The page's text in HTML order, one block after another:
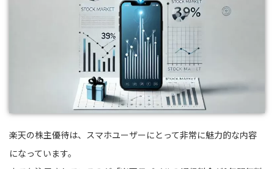
楽天の株主優待は、スマホユーザーにとって非常に魅力的な内容
になっています。